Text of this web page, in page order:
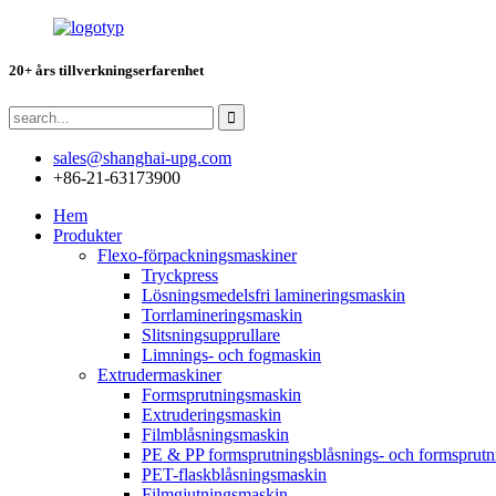
20+ års tillverkningserfarenhet
sales@shanghai-upg.com
+86-21-63173900
Hem
Produkter
Flexo-förpackningsmaskiner
Tryckpress
Lösningsmedelsfri lamineringsmaskin
Torrlamineringsmaskin
Slitsningsupprullare
Limnings- och fogmaskin
Extrudermaskiner
Formsprutningsmaskin
Extruderingsmaskin
Filmblåsningsmaskin
PE & PP formsprutningsblåsnings- och
PET-flaskblåsningsmaskin